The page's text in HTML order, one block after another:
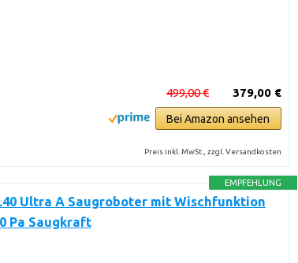
379,00 €
499,00 €
Bei Amazon ansehen
Preis inkl. MwSt., zzgl. Versandkosten
EMPFEHLUNG
Ultra A Saugroboter mit Wischfunktion
Pa Saugkraft